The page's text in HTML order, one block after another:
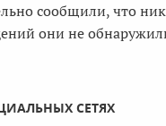
сообщили, что
они не
СЕТЯХ